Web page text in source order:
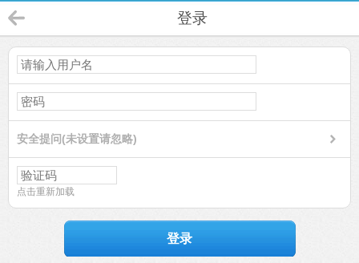
登录
安全提问(未设置请忽略)
点击重新加载
登录